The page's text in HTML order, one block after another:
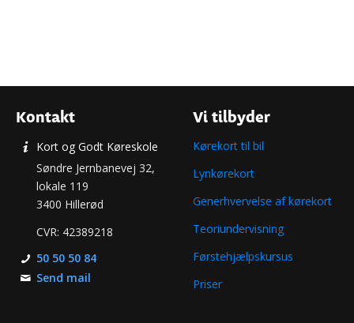
Kontakt
Kort og Godt Køreskole
Søndre Jernbanevej 32,
lokale 119
3400 Hillerød
CVR: 42389218
50 50 50 84
Send mail
Vi tilbyder
Kørekort til bil
Lynkørekort
Generhvervelse af kørekort​
Teoriundervisning
Førstehjælpskursus
Priser